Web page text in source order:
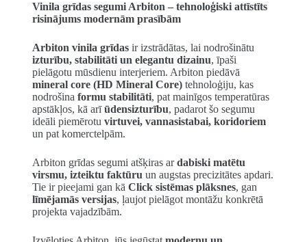
Vinila grīdas segumi Arbiton – tehnoloģiski attīstīts
risinājums modernām prasībām
Arbiton vinila grīdasir izstrādātas, lai nodrošinātu
izturību, stabilitāti un elegantu dizainu, īpaši
pielāgotu mūsdienu interjeriem. Arbiton piedāvā
mineral core (HD Mineral Core)tehnoloģiju, kas
nodrošina formu stabilitāti, pat mainīgos temperatūras
apstākļos, kā arīūdensizturību, padarot šo segumu
ideāli piemērotu virtuvei, vannasistabai, koridoriem
un pat komerctelpām.
Arbiton grīdas segumi atšķiras ardabiski matētu
virsmu, izteiktu faktūru un augstas precizitātes apdari.
Tie ir pieejami gan kā Click sistēmas plāksnes, gan
līmējamās versijas, ļaujot pielāgot montāžu konkrētā
projekta vajadzībām.